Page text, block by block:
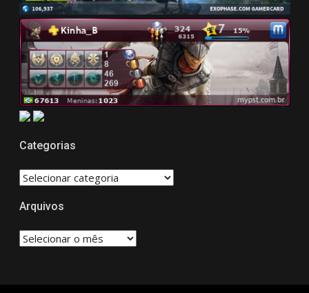
Categorias
CATEGORIAS
Arquivos
Arquivos